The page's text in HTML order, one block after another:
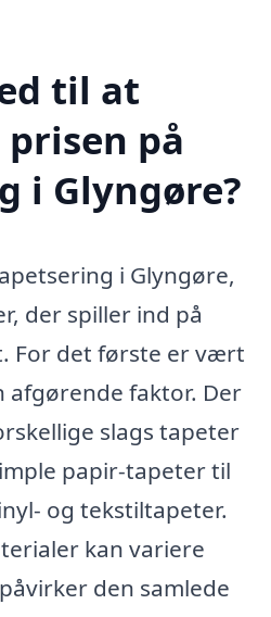
til at
på
i Glyngøre?
i Glyngøre,
der spiller ind på
For det første er vært
afgørende faktor. Der
slags tapeter
papir-tapeter til
og tekstiltapeter.
kan variere
den samlede